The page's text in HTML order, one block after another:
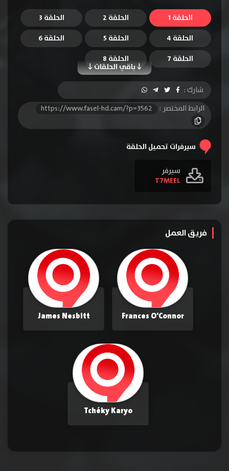
الحلقة 1 الحلقة 2
الحلقة 3
الحلقة 4
الحلقة 5 الحلقة 6
باقي الحلقات
الحلقة 7 الحلقة 8
شارك :
الرابط المختصر :
https://www.fasel-hd.cam/?p=3562
سيرفرات تحميل الحلقة
سيرفر
T7MEEL
فريق العمل
Frances O'Connor
James Nesbitt
Tchéky Karyo